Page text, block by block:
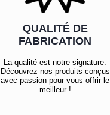
QUALITÉ DE
FABRICATION
La qualité est notre signature.
Découvrez nos produits conçus
avec passion pour vous offrir le
meilleur !